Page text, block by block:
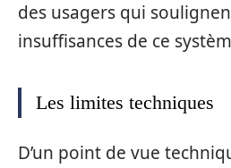
des usagers qui
insuffisances de ce
Les limites techniques
D’un point de vue